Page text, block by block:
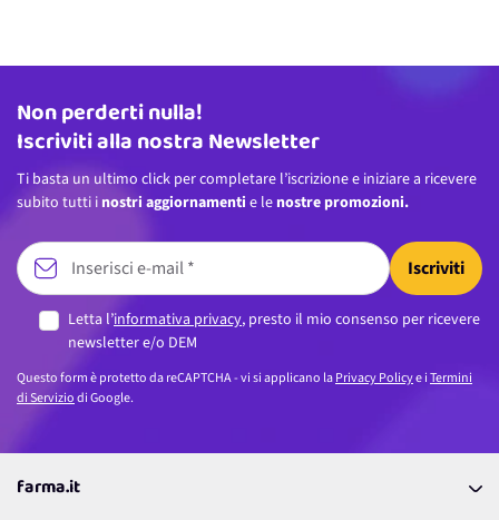
Indirizzo email
Non perderti nulla!
Iscriviti alla nostra Newsletter
Ti basta un ultimo click per completare l’iscrizione e iniziare a ricevere
subito tutti i nostri aggiornamenti e le nostre promozioni.
Iscriviti
Letta l’informativa privacy, presto il mio consenso per ricevere
newsletter e/o DEM
Questo form è protetto da reCAPTCHA - vi si applicano laPrivacy Policye iTermini
di Serviziodi Google.
farma.it